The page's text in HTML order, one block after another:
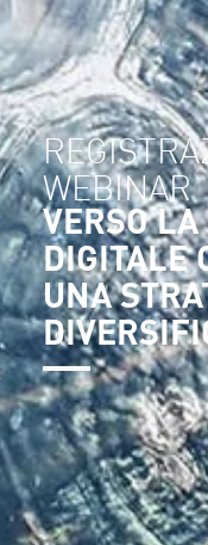
WEBINAR
VERSO
DIGITALE
UNA